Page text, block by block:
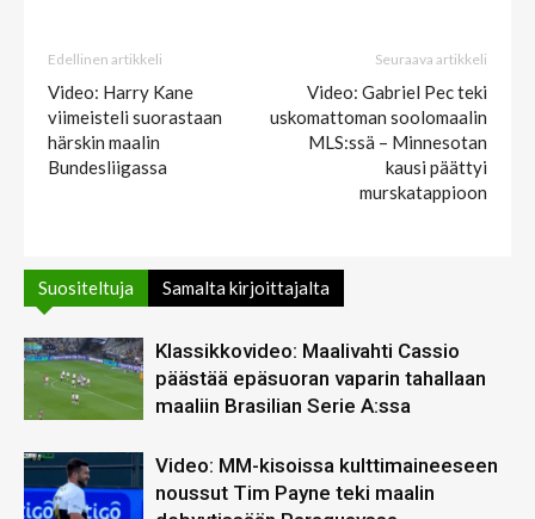
Edellinen artikkeli
Video: Harry Kane
viimeisteli suorastaan
härskin maalin
Bundesliigassa
Seuraava artikkeli
Video: Gabriel Pec teki
uskomattoman soolomaalin
MLS:ssä – Minnesotan
kausi päättyi
murskatappioon
Suositeltuja Samalta kirjoittajalta
Klassikkovideo: Maalivahti Cassio
päästää epäsuoran vaparin tahallaan
maaliin Brasilian Serie A:ssa
Video: MM-kisoissa kulttimaineeseen
noussut Tim Payne teki maalin